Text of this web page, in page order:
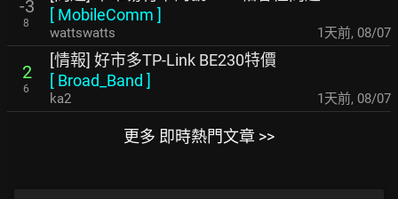
-3
8
[ MobileComm ]
wattswatts 1天前, 08/07
2
6
[情報] 好市多TP-Link BE230特價
[ Broad_Band ]
ka2 1天前, 08/07
更多 即時熱門文章 >>